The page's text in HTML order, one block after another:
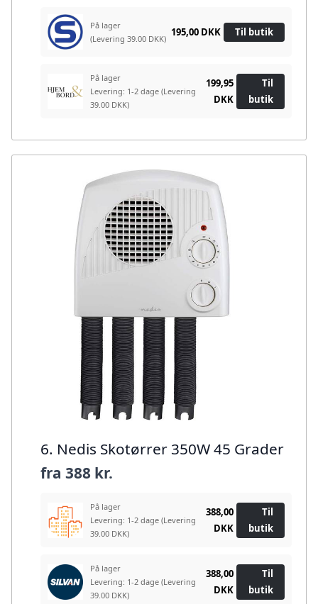
På lager
(Levering 39.00 DKK)
195,00 DKK Til butik
På lager
Levering: 1-2 dage (Levering
39.00 DKK)
199,95
DKK
Til
butik
6. Nedis Skotørrer 350W 45 Grader
fra 388 kr.
På lager
Levering: 1-2 dage (Levering
39.00 DKK)
388,00
DKK
Til
butik
På lager
Levering: 1-2 dage (Levering
39.00 DKK)
388,00
DKK
Til
butik